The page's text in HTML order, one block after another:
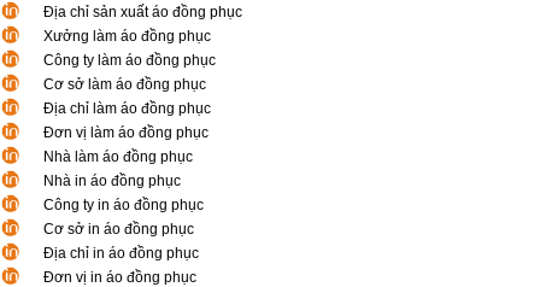
Địa chỉ sản xuất áo đồng phục
Xưởng làm áo đồng phục
Công ty làm áo đồng phục
Cơ sở làm áo đồng phục
Địa chỉ làm áo đồng phục
Đơn vị làm áo đồng phục
Nhà làm áo đồng phục
Nhà in áo đồng phục
Công ty in áo đồng phục
Cơ sở in áo đồng phục
Địa chỉ in áo đồng phục
Đơn vị in áo đồng phục